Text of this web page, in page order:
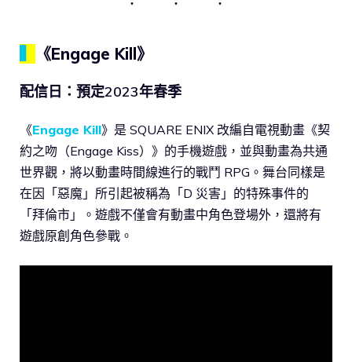
《Engage Kill》
配信日：預定2023年春季
《Engage Kill》是 SQUARE ENIX 改編自電視動畫《契
約之吻（Engage Kiss）》的手機遊戲，並與動畫為共通
世界觀，將以動畫時間線進行的戰鬥 RPG。舞台同樣是
在因「惡魔」所引起被稱為「D 災害」的特殊事件的
「拜倫市」。遊戲不僅會有動畫中角色登場外，還將有
遊戲原創角色參戰。